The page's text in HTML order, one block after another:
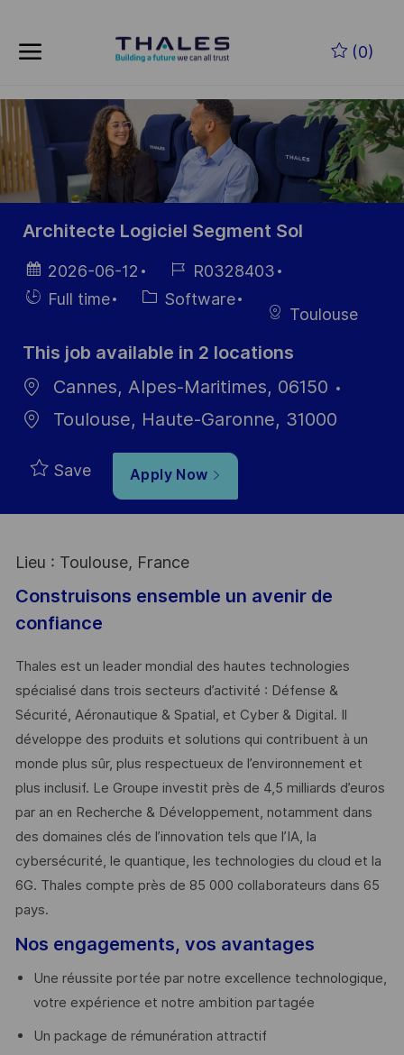
(0)
-
Architecte Logiciel Segment Sol
Posted
Date
2026-06-12
Job
Id
R0328403
HiringFull time Category
Software
Toulouse
This job available in 2 locations
Cannes, Alpes-Maritimes, 06150
Toulouse, Haute-Garonne, 31000
Save Apply Now
Lieu : Toulouse, France
Construisons ensemble un avenir de
confiance
Thales est un leader mondial des hautes technologies
spécialisé dans trois secteurs d’activité : Défense &
Sécurité, Aéronautique & Spatial, et Cyber & Digital. Il
développe des produits et solutions qui contribuent à un
monde plus sûr, plus respectueux de l’environnement et
plus inclusif. Le Groupe investit près de 4,5 milliards d’euros
par an en Recherche & Développement, notamment dans
des domaines clés de l’innovation tels que l’IA, la
cybersécurité, le quantique, les technologies du cloud et la
6G. Thales compte près de 85 000 collaborateurs dans 65
pays. ​
Nos engagements, vos avantages
Une réussite portée par notre excellence technologique,
votre expérience et notre ambition partagée
Un package de rémunération attractif